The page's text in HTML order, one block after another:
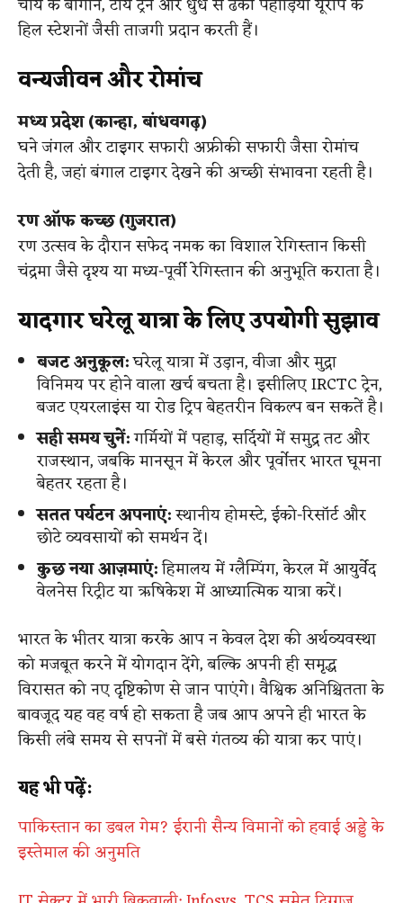
हिल स्टेशनों जैसी ताजगी प्रदान करती हैं।
वन्यजीवन और रोमांच
मध्य प्रदेश (कान्हा, बांधवगढ़)
घने जंगल और टाइगर सफारी अफ्रीकी सफारी जैसा रोमांच
देती है, जहां बंगाल टाइगर देखने की अच्छी संभावना रहती है।
रण ऑफ कच्छ (गुजरात)
रण उत्सव के दौरान सफेद नमक का विशाल रेगिस्तान किसी
चंद्रमा जैसे दृश्य या मध्य-पूर्वी रेगिस्तान की अनुभूति कराता है।
यादगार घरेलू यात्रा के लिए उपयोगी सुझाव
बजट अनुकूल:घरेलू यात्रा में उड़ान, वीजा और मुद्रा
विनिमय पर होने वाला खर्च बचता है। इसीलिए IRCTC ट्रेन,
बजट एयरलाइंस या रोड ट्रिप बेहतरीन विकल्प बन सकतें है।
सही समय चुनें:गर्मियों में पहाड़, सर्दियों में समुद्र तट और
राजस्थान, जबकि मानसून में केरल और पूर्वोत्तर भारत घूमना
बेहतर रहता है।
सतत पर्यटन अपनाएं:स्थानीय होमस्टे, ईको-रिसॉर्ट और
छोटे व्यवसायों को समर्थन दें।
कुछ नया आज़माएं:हिमालय में ग्लैम्पिंग, केरल में आयुर्वेद
वेलनेस रिट्रीट या ऋषिकेश में आध्यात्मिक यात्रा करें।
भारत के भीतर यात्रा करके आप न केवल देश की अर्थव्यवस्था
को मजबूत करने में योगदान देंगे, बल्कि अपनी ही समृद्ध
विरासत को नए दृष्टिकोण से जान पाएंगे। वैश्विक अनिश्चितता के
बावजूद यह वह वर्ष हो सकता है जब आप अपने ही भारत के
किसी लंबे समय से सपनों में बसे गंतव्य की यात्रा कर पाएं।
यह भी पढ़ें:
पाकिस्तान का डबल गेम? ईरानी सैन्य विमानों को हवाई अड्डे के
इस्तेमाल की अनुमति